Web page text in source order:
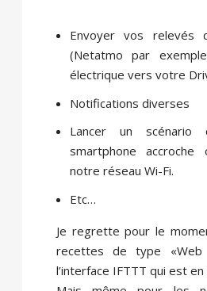
Envoyer vos relevés
(Netatmo par
électrique vers votre
Notifications diverses
Lancer un
smartphone
notre réseau Wi-Fi.
Etc…
Je regrette pour le
recettes de type
l’interface IFTTT qui est en